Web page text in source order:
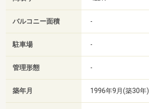
バルコニー面積 -
駐車場 -
管理形態 -
築年月 1996年9月(築30年)